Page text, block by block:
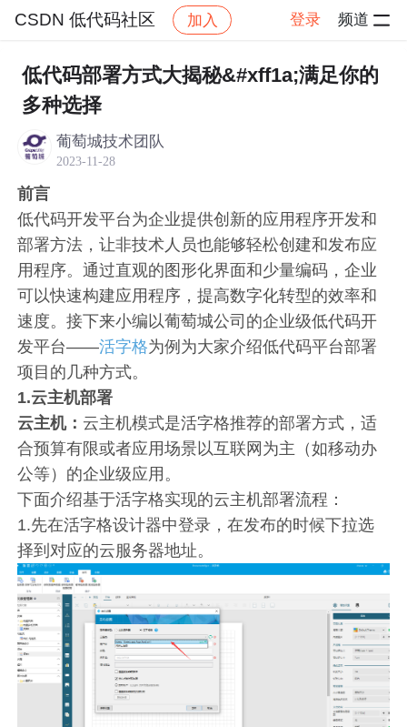
CSDN 低代码社区 加入 登录 频道
社区 CSDN 低代码社区 交流区 帖子详情
低代码部署方式大揭秘&#xff1a;满足你的
多种选择
葡萄城技术团队
2023-11-28
前言
低代码开发平台为企业提供创新的应用程序开发和
部署方法，让非技术人员也能够轻松创建和发布应
用程序。通过直观的图形化界面和少量编码，企业
可以快速构建应用程序，提高数字化转型的效率和
速度。接下来小编以葡萄城公司的企业级低代码开
发平台——活字格为例为大家介绍低代码平台部署
项目的几种方式。
1.云主机部署
云主机： 云主机模式是活字格推荐的部署方式，适
合预算有限或者应用场景以互联网为主（如移动办
公等）的企业级应用。
下面介绍基于活字格实现的云主机部署流程：
1.先在活字格设计器中登录，在发布的时候下拉选
择到对应的云服务器地址。